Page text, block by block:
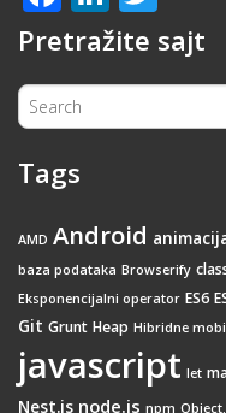
Pretražite sajt
Tags
AMD Android
baza podataka Browserify
Eksponencijalni operator ES6
Git Grunt Heap Hibridne
javascript let
Nest.js node.js npm